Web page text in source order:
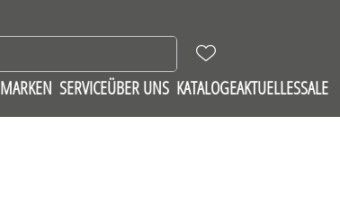
MARKEN SERVICEÜBER UNS KATALOGEAKTUELLESSALE